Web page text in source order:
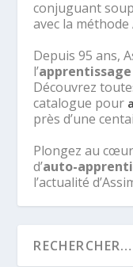
conjuguant
avec la méthode
Depuis 95 ans,
l’
Découvrez
catalogue pour
près d’une
Plongez au
d’auto-
l’actualité